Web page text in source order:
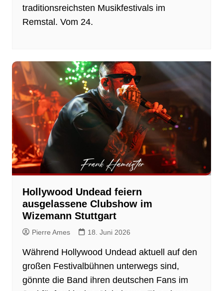
traditionsreichsten Musikfestivals im
Remstal. Vom 24.
Hollywood Undead feiern
ausgelassene Clubshow im
Wizemann Stuttgart
Pierre Ames 18. Juni 2026
Während Hollywood Undead aktuell auf den
großen Festivalbühnen unterwegs sind,
gönnte die Band ihren deutschen Fans im